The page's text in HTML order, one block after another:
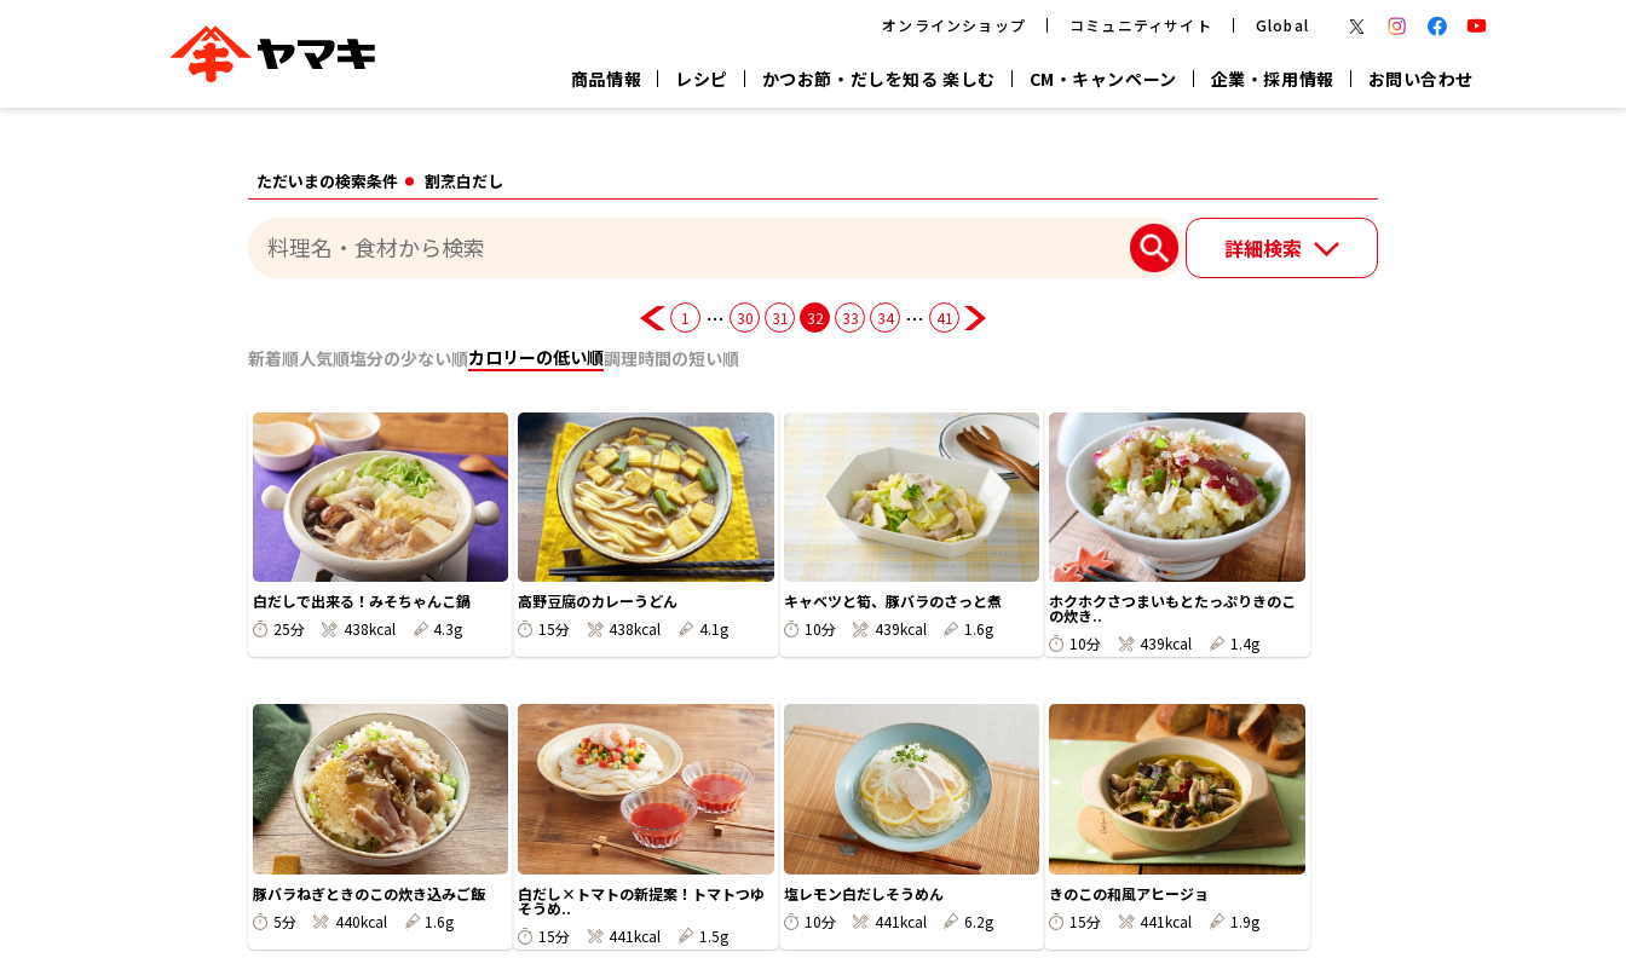
オンラインショップ コミュニティサイト Global
商品情報 レシピ かつお節・だしを知る 楽しむ CM・キャンペーン 企業・採用情報 お問い合わせ
ヤマキ
『めんつゆ』
ヤマキ
割烹白だし®
だし屋の鍋
だし粉
カテゴリー別
かつお節 削りぶし かつおパック 煮干 粉末 だしの素 だしパック つゆ 白だし 専用調味料 鍋つゆ
おいしいレシピTOP
汁物レシピ
ヤマキの
割烹白だし
ジョブリターン制
ただいまの検索条件 割烹白だし
詳細検索
1 … 30 31 32 33 34 … 41
新着順人気順塩分の少ない順カロリーの低い順調理時間の短い順
白だしで出来る！みそちゃんこ鍋
25分
438kcal 4.3g
高野豆腐のカレーうどん
15分
438kcal 4.1g
キャベツと筍、豚バラのさっと煮
10分
439kcal 1.6g
ホクホクさつまいもとたっぷりきのこ
の炊き..
10分
439kcal 1.4g
豚バラねぎときのこの炊き込みご飯
5分
440kcal 1.6g
白だし×トマトの新提案！トマトつゆ
そうめ..
15分
441kcal 1.5g
塩レモン白だしそうめん
10分
441kcal 6.2g
きのこの和風アヒージョ
15分
441kcal 1.9g